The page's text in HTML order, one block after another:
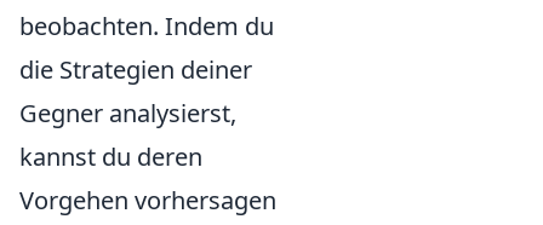
beobachten. Indem du
die Strategien deiner
Gegner analysierst,
kannst du deren
Vorgehen vorhersagen